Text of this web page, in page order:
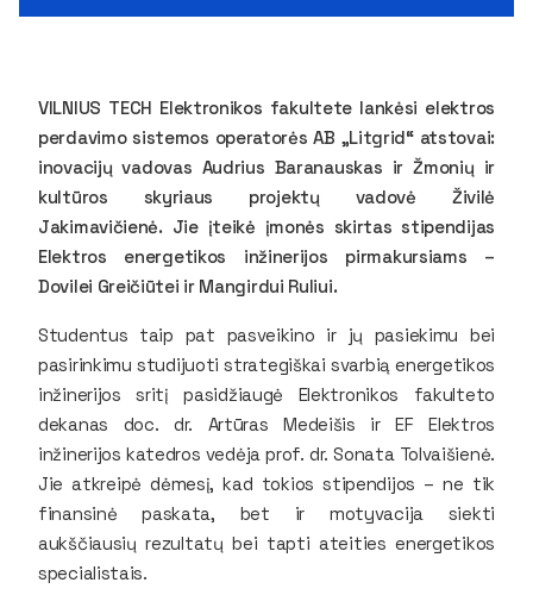
VILNIUS TECH Elektronikos fakultete lankėsi elektros
perdavimo sistemos operatorės AB „Litgrid“ atstovai:
inovacijų vadovas Audrius Baranauskas ir Žmonių ir
kultūros skyriaus projektų vadovė Živilė
Jakimavičienė. Jie įteikė įmonės skirtas stipendijas
Elektros energetikos inžinerijos pirmakursiams –
Dovilei Greičiūtei ir Mangirdui Ruliui.
Studentus taip pat pasveikino ir jų pasiekimu bei
pasirinkimu studijuoti strategiškai svarbią energetikos
inžinerijos sritį pasidžiaugė Elektronikos fakulteto
dekanas doc. dr. Artūras Medeišis ir EF Elektros
inžinerijos katedros vedėja prof. dr. Sonata Tolvaišienė.
Jie atkreipė dėmesį, kad tokios stipendijos – ne tik
finansinė paskata, bet ir motyvacija siekti
aukščiausių rezultatų bei tapti ateities energetikos
specialistais.